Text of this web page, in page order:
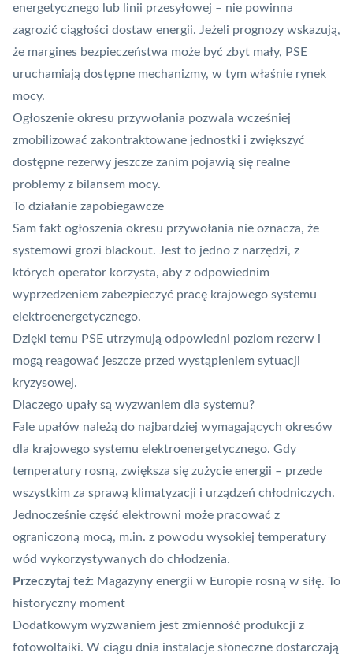
energetycznego lub linii przesyłowej – nie powinna
zagrozić ciągłości dostaw energii. Jeżeli prognozy wskazują,
że margines bezpieczeństwa może być zbyt mały, PSE
uruchamiają dostępne mechanizmy, w tym właśnie rynek
mocy.
Ogłoszenie okresu przywołania pozwala wcześniej
zmobilizować zakontraktowane jednostki i zwiększyć
dostępne rezerwy jeszcze zanim pojawią się realne
problemy z bilansem mocy.
To działanie zapobiegawcze
Sam fakt ogłoszenia okresu przywołania nie oznacza, że
systemowi grozi blackout. Jest to jedno z narzędzi, z
których operator korzysta, aby z odpowiednim
wyprzedzeniem zabezpieczyć pracę krajowego systemu
elektroenergetycznego.
Dzięki temu PSE utrzymują odpowiedni poziom rezerw i
mogą reagować jeszcze przed wystąpieniem sytuacji
kryzysowej.
Dlaczego upały są wyzwaniem dla systemu?
Fale upałów należą do najbardziej wymagających okresów
dla krajowego systemu elektroenergetycznego. Gdy
temperatury rosną, zwiększa się zużycie energii – przede
wszystkim za sprawą klimatyzacji i urządzeń chłodniczych.
Jednocześnie część elektrowni może pracować z
ograniczoną mocą, m.in. z powodu wysokiej temperatury
wód wykorzystywanych do chłodzenia.
Przeczytaj też: Magazyny energii w Europie rosną w siłę. To
historyczny moment
Dodatkowym wyzwaniem jest zmienność produkcji z
fotowoltaiki. W ciągu dnia instalacje słoneczne dostarczają